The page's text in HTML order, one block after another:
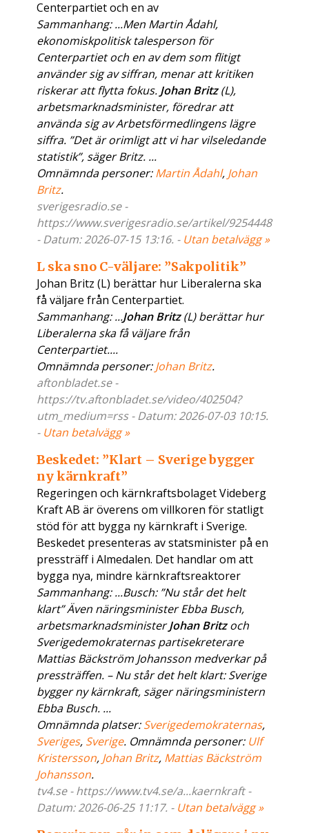
Centerpartiet och en av
Sammanhang: ...Men Martin Ådahl,
ekonomiskpolitisk talesperson för
Centerpartiet och en av dem som flitigt
använder sig av siffran, menar att kritiken
riskerar att flytta fokus. Johan Britz(L),
arbetsmarknadsminister, föredrar att
använda sig av Arbetsförmedlingens lägre
siffra. ”Det är orimligt att vi har vilseledande
statistik”, säger Britz. ...
Omnämnda personer:Martin Ådahl, Johan
Britz.
sverigesradio.se -
https://www.sverigesradio.se/artikel/9254448
- Datum: 2026-07-15 13:16. - Utan betalvägg »
L ska sno C-väljare: ”Sakpolitik”
Johan Britz (L) berättar hur Liberalerna ska
få väljare från Centerpartiet.
Sammanhang: ...Johan Britz(L) berättar hur
Liberalerna ska få väljare från
Centerpartiet....
Omnämnda personer:Johan Britz.
aftonbladet.se -
https://tv.aftonbladet.se/video/402504?
utm_medium=rss - Datum: 2026-07-03 10:15.
- Utan betalvägg »
Beskedet: ”Klart – Sverige bygger
ny kärnkraft”
Regeringen och kärnkraftsbolaget Videberg
Kraft AB är överens om villkoren för statligt
stöd för att bygga ny kärnkraft i Sverige.
Beskedet presenteras av statsminister på en
pressträff i Almedalen. Det handlar om att
bygga nya, mindre kärnkraftsreaktorer
Sammanhang: ...Busch: ”Nu står det helt
klart” Även näringsminister Ebba Busch,
arbetsmarknadsministerJohan Britzoch
Sverigedemokraternas partisekreterare
Mattias Bäckström Johansson medverkar på
pressträffen. – Nu står det helt klart: Sverige
bygger ny kärnkraft, säger näringsministern
Ebba Busch. ...
Omnämnda platser:Sverigedemokraternas,
Sveriges, Sverige. Omnämnda personer: Ulf
Kristersson, Johan Britz, Mattias Bäckström
Johansson.
tv4.se - https://www.tv4.se/a...kaernkraft -
Datum: 2026-06-25 11:17. - Utan betalvägg »